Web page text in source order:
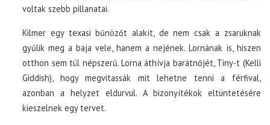
voltak szebb pillanatai.
Kilmer egy texasi bűnözőt alakít, de nem csak a zsaruknak
gyűlik meg a baja vele, hanem a nejének. Lornának is, hiszen
otthon sem túl népszerű. Lorna áthívja barátnőjét, Tiny-t (Kelli
Giddish), hogy megvitassák mit lehetne tenni a férfival,
azonban a helyzet eldurvul. A bizonyítékok eltüntetésére
kieszelnek egy tervet.